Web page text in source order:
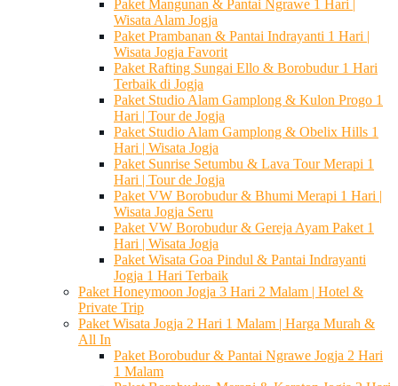
Paket Mangunan & Pantai Ngrawe 1 Hari |
Wisata Alam Jogja
Paket Prambanan & Pantai Indrayanti 1 Hari |
Wisata Jogja Favorit
Paket Rafting Sungai Ello & Borobudur 1 Hari
Terbaik di Jogja
Paket Studio Alam Gamplong & Kulon Progo 1
Hari | Tour de Jogja
Paket Studio Alam Gamplong & Obelix Hills 1
Hari | Wisata Jogja
Paket Sunrise Setumbu & Lava Tour Merapi 1
Hari | Tour de Jogja
Paket VW Borobudur & Bhumi Merapi 1 Hari |
Wisata Jogja Seru
Paket VW Borobudur & Gereja Ayam Paket 1
Hari | Wisata Jogja
Paket Wisata Goa Pindul & Pantai Indrayanti
Jogja 1 Hari Terbaik
Paket Honeymoon Jogja 3 Hari 2 Malam | Hotel &
Private Trip
Paket Wisata Jogja 2 Hari 1 Malam | Harga Murah &
All In
Paket Borobudur & Pantai Ngrawe Jogja 2 Hari
1 Malam